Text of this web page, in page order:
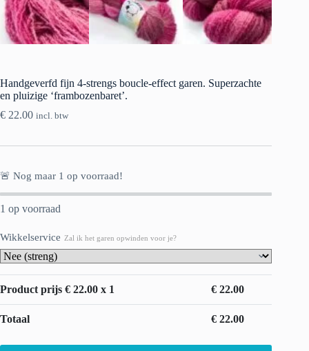
Handgeverfd fijn 4-strengs boucle-effect garen. Superzachte
en pluizige ‘frambozenbaret’.
€ 22.00 incl. btw
🚨 Nog maar 1 op voorraad!
1 op voorraad
Wikkelservice Zal ik het garen opwinden voor je?
Product prijs € 22.00 x 1 € 22.00
Totaal € 22.00